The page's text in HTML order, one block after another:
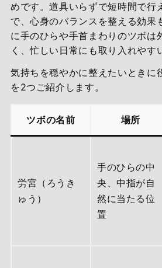
めです。道具いらずで短時間で行
で、心身のバランスを整える効果
に手のひらや手首まわりのツボは
く、忙しい日常にも取り入れやす
気持ちを穏やかに整えたいときに
を2つご紹介します。
ツボの名前 場所
労宮（ろうき
ゅう）
手のひらの中
央、中指が自
然に当たる位
置